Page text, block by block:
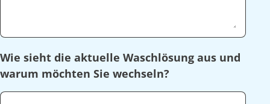
Wie sieht die aktuelle Waschlösung aus und
warum möchten Sie wechseln?